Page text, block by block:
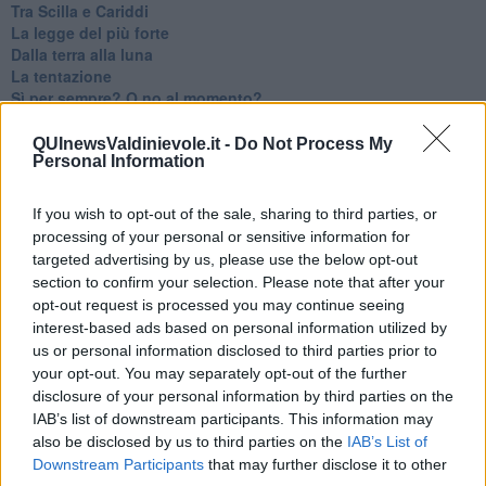
QUInewsValdinievole.it - Do Not Process My
Personal Information
If you wish to opt-out of the sale, sharing to third parties, or
processing of your personal or sensitive information for
targeted advertising by us, please use the below opt-out
section to confirm your selection. Please note that after your
opt-out request is processed you may continue seeing
interest-based ads based on personal information utilized by
us or personal information disclosed to third parties prior to
your opt-out. You may separately opt-out of the further
disclosure of your personal information by third parties on the
IAB’s list of downstream participants. This information may
also be disclosed by us to third parties on the IAB’s List of
Downstream Participants that may further disclose it to other
Tra Scilla e Cariddi
La legge del più forte
Dalla terra alla luna
La tentazione
​Sì per sempre? O no al momento?
Ora come allora
Nequizia
Parlare con la televisione
Uno solo al comando?
La ricreazione è finita
La buona notizia
Natale con l'elmetto
Valori dubbi miti fasulli
Demeritocrazia
La tivvù pallonara
Halloween
​Lucrezia Borgia, una storia di potere
Facile profezia
Il terzo compito
L'abiura di Galileo